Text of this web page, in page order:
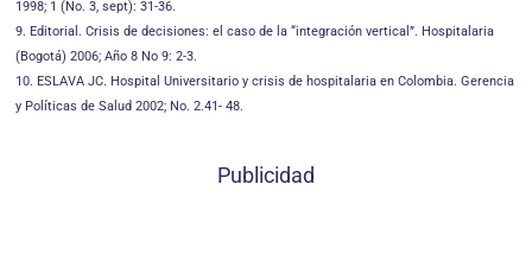
1998; 1 (No. 3, sept): 31-36.
9. Editorial. Crisis de decisiones: el caso de la “integración vertical”. Hospitalaria
(Bogotá) 2006; Año 8 No 9: 2-3.
10. ESLAVA JC. Hospital Universitario y crisis de hospitalaria en Colombia. Gerencia
y Políticas de Salud 2002; No. 2.41- 48.
Publicidad